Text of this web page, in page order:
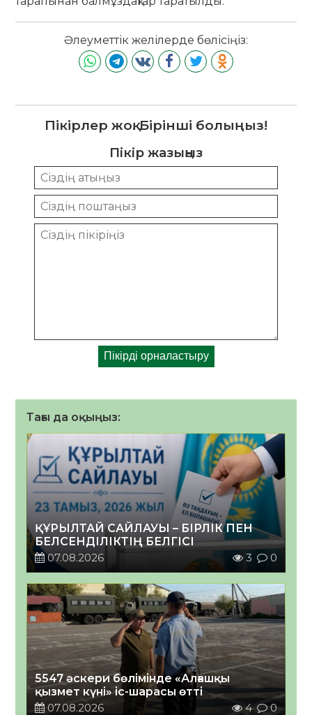
Әлеуметтік желілерде бөлісіңіз:
Пікірлер жоқ. Бірінші болыңыз!
Пікір жазыңыз
Тағы да оқыңыз:
ҚҰРЫЛТАЙ САЙЛАУЫ – БІРЛІК ПЕН
БЕЛСЕНДІЛІКТІҢ БЕЛГІСІ
07.08.2026
3 0
5547 әскери бөлімінде «Алғашқы
қызмет күні» іс-шарасы өтті
07.08.2026
4 0